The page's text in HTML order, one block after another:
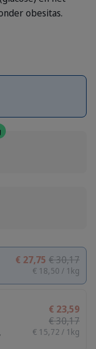
obesitas.
€ 27,75 € 30,17
€ 18,50 / 1kg
€ 23,59
€ 30,17
€ 15,72 / 1kg